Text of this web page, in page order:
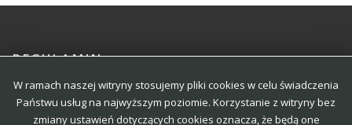
REGULAMIN
POLITYKA
W ramach naszej witryny stosujemy pliki cookies w celu świadczenia
Państwu usług na najwyższym poziomie. Korzystanie z witryny bez
zmiany ustawień dotyczących cookies oznacza, że będą one